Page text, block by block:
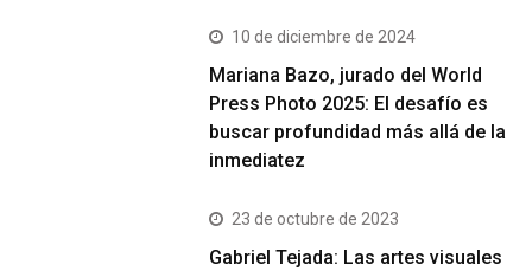
10 de diciembre de 2024
Mariana Bazo, jurado del World
Press Photo 2025: El desafío es
buscar profundidad más allá de la
inmediatez
23 de octubre de 2023
Gabriel Tejada: Las artes visuales